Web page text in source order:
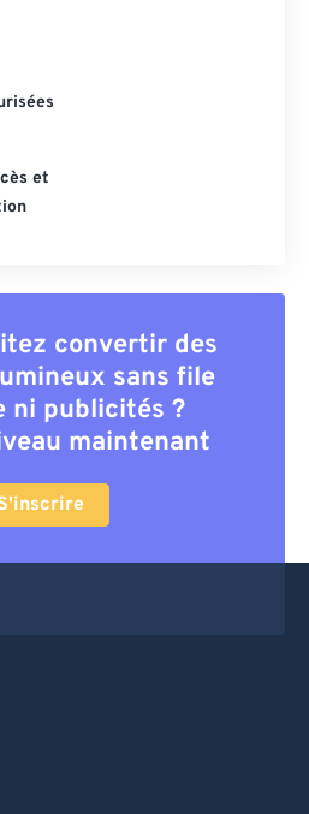
et
convertir des
sans file
ni publicités ?
maintenant